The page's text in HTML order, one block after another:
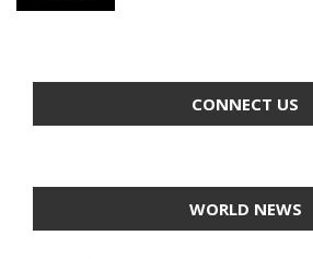
CONNECT US
WORLD NEWS